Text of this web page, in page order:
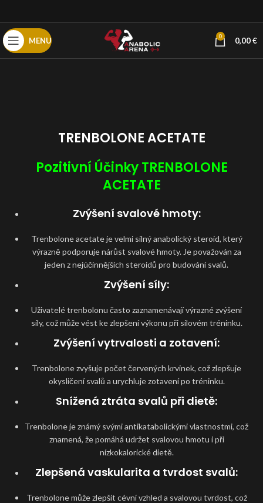
MENU 0 0,00€
TRENBOLONE ACETATE
Pozitivní Účinky TRENBOLONE
ACETATE
Zvýšení svalové hmoty:
Trenbolone acetate je velmi silný anabolický steroid, který
výrazně podporuje nárůst svalové hmoty. Je považován za
jeden z nejúčinnějších steroidů pro budování svalů.
Zvýšení síly:
Uživatelé trenbolonu často zaznamenávají výrazné zvýšení
síly, což může vést ke zlepšení výkonu při silovém tréninku.
Zvýšení vytrvalosti a zotavení:
Trenbolone zvyšuje počet červených krvinek, což zlepšuje
okysličení svalů a urychluje zotavení po tréninku.
Snížená ztráta svalů při dietě:
Trenbolone je známý svými antikatabolickými vlastnostmi, což
znamená, že pomáhá udržet svalovou hmotu i při
nízkokalorické dietě.
Zlepšená vaskularita a tvrdost svalů:
Trenbolone může zlepšit cévní vzhled a svalovou tvrdost, což